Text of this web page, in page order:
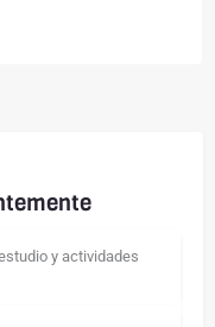
y actividades